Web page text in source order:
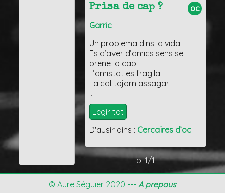
oc
Prisa de cap ?
Garric
Un problema dins la vida
Es d’aver d’amics sens se
prene lo cap
L’amistat es fragila
La cal tojorn assagar
…
Legir tot
D'ausir dins : Cercaïres d’oc
p. 1/1
© Aure Séguier 2020 --- A prepaus